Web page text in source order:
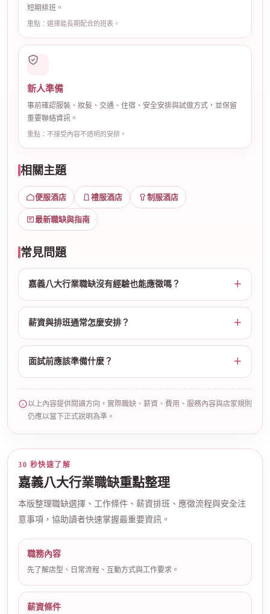
短期排班。
重點：選擇能長期配合的班表。
新人準備
事前確認服裝、妝髮、交通、住宿、安全安排與試做方式，並保留
重要聯絡資訊。
重點：不接受內容不透明的安排。
相關主題
便服酒店 禮服酒店 制服酒店
最新職缺與指南
常見問題
嘉義八大行業職缺沒有經驗也能應徵嗎？
薪資與排班通常怎麼安排？
面試前應該準備什麼？
以上內容提供閱讀方向，實際職缺、薪資、費用、服務內容與店家規則
仍應以當下正式說明為準。
30 秒快速了解
嘉義八大行業職缺重點整理
本版整理職缺選擇、工作條件、薪資排班、應徵流程與安全注
意事項，協助讀者快速掌握最重要資訊。
職務內容
先了解店型、日常流程、互動方式與工作要求。
薪資條件